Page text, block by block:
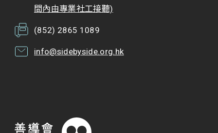
間內由專業社工接聽)
(852) 2865 1089
info@sidebyside.org.hk